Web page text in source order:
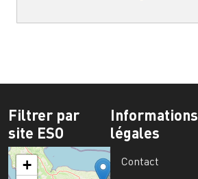
Filtrer par
site ESO
+
Informations
légales
Contact